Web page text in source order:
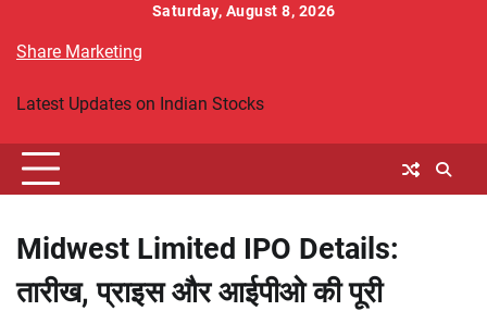
content
Saturday, August 8, 2026
Share Marketing
Latest Updates on Indian Stocks
Midwest Limited IPO Details:
तारीख, प्राइस और आईपीओ की पूरी